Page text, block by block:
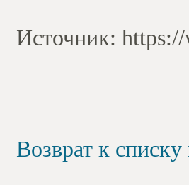
Источник:
Возврат к списку